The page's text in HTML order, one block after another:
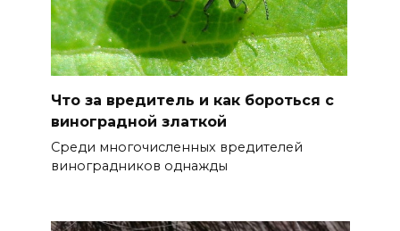
Что за вредитель и как бороться с
виноградной златкой
Среди многочисленных вредителей
виноградников однажды